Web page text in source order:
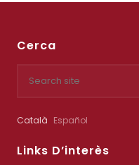
Cerca
Català Español
Links D’interès